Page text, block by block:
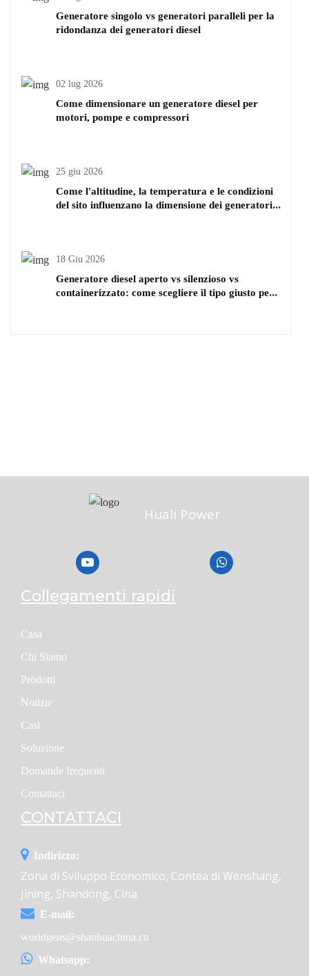
Generatore singolo vs generatori paralleli per la
ridondanza dei generatori diesel
02 lug 2026
Come dimensionare un generatore diesel per
motori, pompe e compressori
25 giu 2026
Come l'altitudine, la temperatura e le condizioni
del sito influenzano la dimensione dei generatori
18 Giu 2026
Generatore diesel aperto vs silenzioso vs
containerizzato: come scegliere il tipo giusto per
Huali Power
Collegamenti rapidi
Casa
Chi Siamo
Prodotti
Notizie
Casi
Soluzione
Domande frequenti
Contattaci
CONTATTACI
Indirizzo:
Zona di Sviluppo Economico, Contea di Wenshang,
Jining, Shandong, Cina
E-mail:
worldgens@shanhuachina.cn
Whatsapp: